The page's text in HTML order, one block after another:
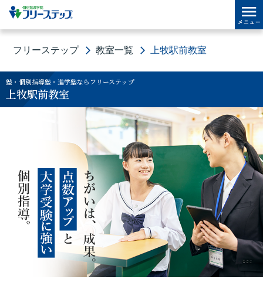
フリーステップ 教室一覧 上牧駅前教室
塾・個別指導塾・進学塾ならフリーステップ
上牧駅前教室